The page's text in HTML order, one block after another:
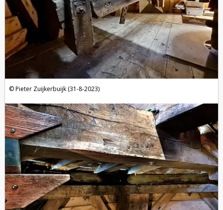
Pieter Zuijkerbuijk (31-8-2023)